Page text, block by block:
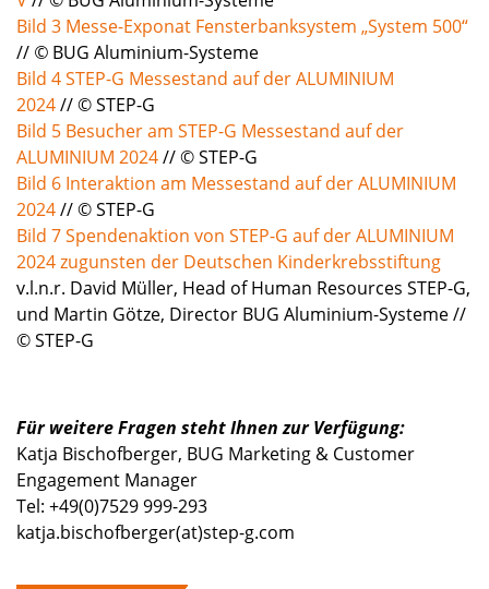
Bild 3 Messe-Exponat Fensterbanksystem „System 500“
// © BUG Aluminium-Systeme
Bild 4 STEP-G Messestand auf der ALUMINIUM
2024// © STEP-G
Bild 5 Besucher am STEP-G Messestand auf der
ALUMINIUM 2024// © STEP-G
Bild 6 Interaktion am Messestand auf der ALUMINIUM
2024// © STEP-G
Bild 7 Spendenaktion von STEP-G auf der ALUMINIUM
2024 zugunsten der Deutschen Kinderkrebsstiftung
v.l.n.r. David Müller, Head of Human Resources STEP-G,
und Martin Götze, Director BUG Aluminium-Systeme //
© STEP-G
Für weitere Fragen steht Ihnen zur Verfügung:
Katja Bischofberger, BUG Marketing & Customer
Engagement Manager
Tel: +49(0)7529 999-293
katja.bischofberger(at)step-g.com